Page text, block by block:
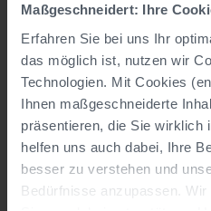
Maßgeschneidert: Ihre
Erfahren Sie bei uns Ihr
das möglich ist, nutzen wir
Technologien. Mit Cookies
Ihnen maßgeschneiderte
präsentieren, die Sie wirklich
helfen uns auch dabei, Ihre
besser zu verstehen und
Bedürfnisse anzupassen.
Bramsche,
95%
Jersey, Stretch)
Industriewäsche
Ja, bei 75° Wäsche und
Materialgewicht (g/m²):
Passform:slim Fit